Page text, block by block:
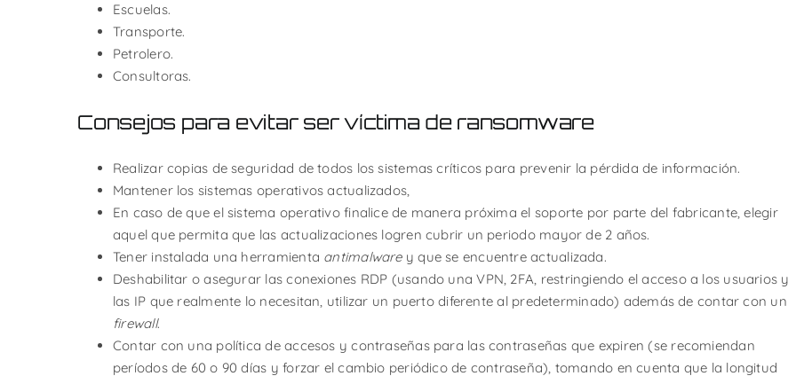
Escuelas.
Transporte.
Petrolero.
Consultoras.
Consejos para evitar ser víctima de ransomware
Realizar copias de seguridad de todos los sistemas críticos para prevenir la pérdida de información.
Mantener los sistemas operativos actualizados,
En caso de que el sistema operativo finalice de manera próxima el soporte por parte del fabricante, elegir
aquel que permita que las actualizaciones logren cubrir un periodo mayor de 2 años.
Tener instalada una herramienta antimalwarey que se encuentre actualizada.
Deshabilitar o asegurar las conexiones RDP (usando una VPN, 2FA, restringiendo el acceso a los usuarios y
las IP que realmente lo necesitan, utilizar un puerto diferente al predeterminado) además de contar con un
firewall.
Contar con una política de accesos y contraseñas para las contraseñas que expiren (se recomiendan
períodos de 60 o 90 días y forzar el cambio periódico de contraseña), tomando en cuenta que la longitud